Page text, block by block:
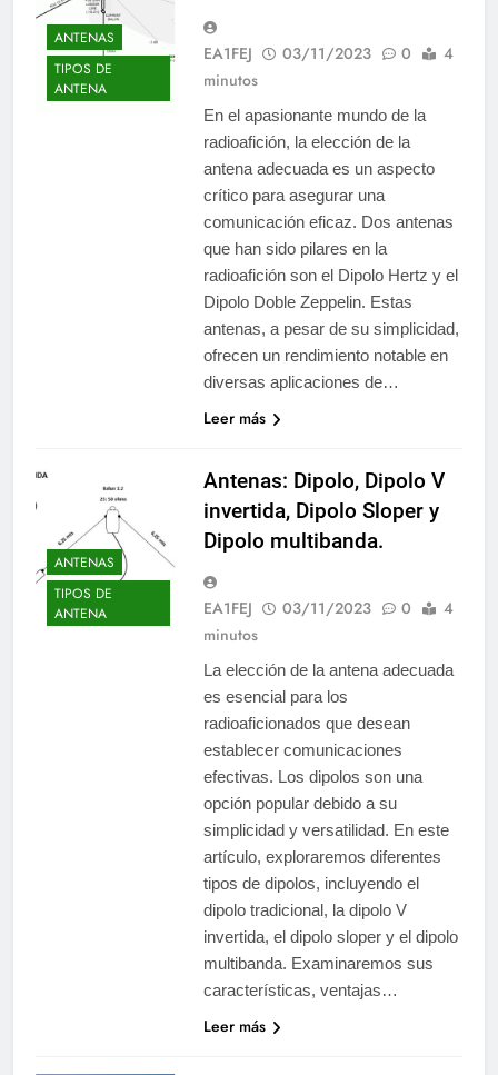
ANTENAS
TIPOS DE
ANTENA
EA1FEJ 03/11/2023 0
4
minutos
En el apasionante mundo de la
radioafición, la elección de la
antena adecuada es un aspecto
crítico para asegurar una
comunicación eficaz. Dos antenas
que han sido pilares en la
radioafición son el Dipolo Hertz y el
Dipolo Doble Zeppelin. Estas
antenas, a pesar de su simplicidad,
ofrecen un rendimiento notable en
diversas aplicaciones de…
Leer más
ANTENAS
TIPOS DE
ANTENA
Antenas: Dipolo, Dipolo V
invertida, Dipolo Sloper y
Dipolo multibanda.
EA1FEJ 03/11/2023 0
4
minutos
La elección de la antena adecuada
es esencial para los
radioaficionados que desean
establecer comunicaciones
efectivas. Los dipolos son una
opción popular debido a su
simplicidad y versatilidad. En este
artículo, exploraremos diferentes
tipos de dipolos, incluyendo el
dipolo tradicional, la dipolo V
invertida, el dipolo sloper y el dipolo
multibanda. Examinaremos sus
características, ventajas…
Leer más